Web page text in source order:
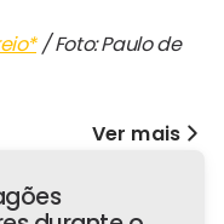
/ Foto: Paulo de
Ver mais